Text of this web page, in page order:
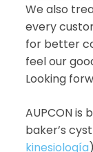
We also
every
for better
feel our
Looking
AUPCON is
baker’s
kinesiología